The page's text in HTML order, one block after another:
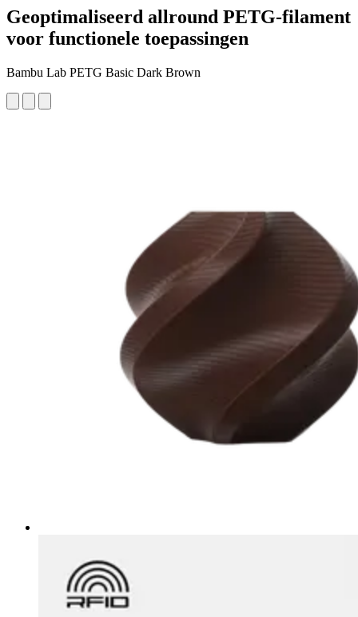
Geoptimaliseerd allround PETG-filament
voor functionele toepassingen
Bambu Lab PETG Basic Dark Brown